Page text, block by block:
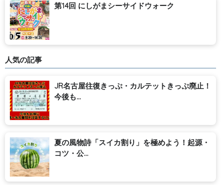
第14回 にしがまシーサイドウォーク
人気の記事
JR名古屋往復きっぷ・カルテットきっぷ廃止！
今後も...
夏の風物詩「スイカ割り」を極めよう！起源・
コツ・公...